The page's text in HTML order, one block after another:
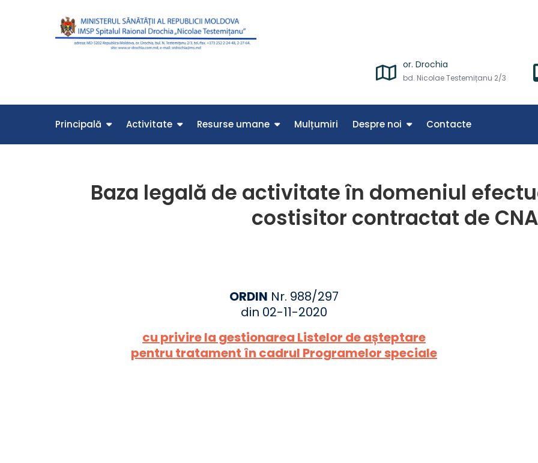
or. Drochia
bd. Nicolae Testemițanu 2/3
Principală Activitate Resurse umane Mulțumiri Despre noi Contacte
Baza legală de activitate în domeniul
costisitor contractat de
ORDIN Nr. 988/297
din 02-11-2020
cu privire la gestionarea Listelor de așteptare
pentru tratament în cadrul Programelor speciale